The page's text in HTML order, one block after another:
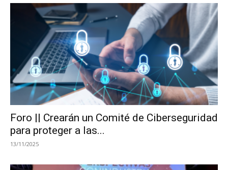
Foro || Crearán un Comité de Ciberseguridad
para proteger a las...
13/11/2025